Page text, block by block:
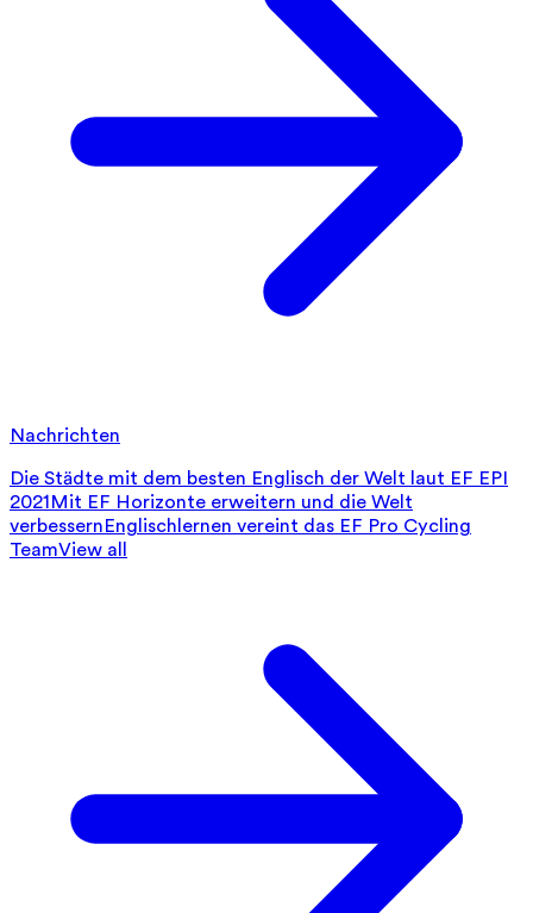
Nachrichten
Die Städte mit dem besten Englisch der Welt laut EF EPI
2021Mit EF Horizonte erweitern und die Welt
verbessernEnglischlernen vereint das EF Pro Cycling
TeamView all